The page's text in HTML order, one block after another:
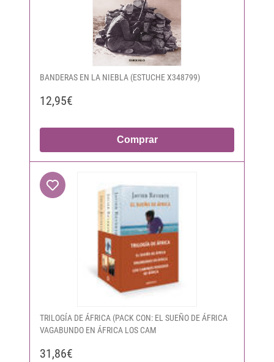
BANDERAS EN LA NIEBLA (ESTUCHE X348799)
12,95€
Comprar
TRILOGÍA DE ÁFRICA (PACK CON: EL SUEÑO DE ÁFRICA
VAGABUNDO EN ÁFRICA LOS CAM
31,86€